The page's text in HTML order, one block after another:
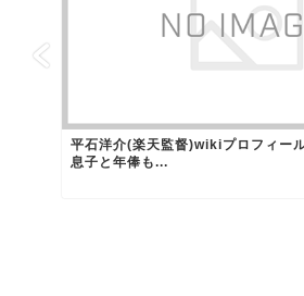
平石洋介(楽天監督)wikiプロフィー
息子と年俸も...